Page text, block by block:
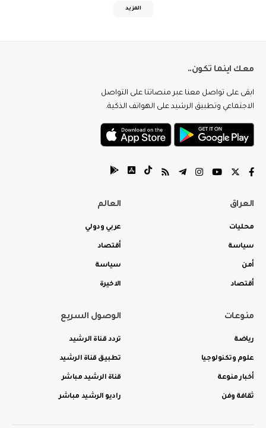
المزيد
معك اينما تكون..
ابقى على تواصل معنا عبر منصاتنا على التواصل
الاجتماعي وتطبيق الرشيد على الهواتف الذكية.
العراق
محليات
سياسة
أمن
أقتصاد
العالم
عربي ودولي
أقتصاد
سياسة
الاخيرة
منوعات
رياضة
علوم وتكنولوجيا
أخبار منوعة
ثقافة وفن
الوصول السريع
تردد قناة الرشيد
تطبيق قناة الرشيد
قناة الرشيد مباشر
راديو الرشيد مباشر